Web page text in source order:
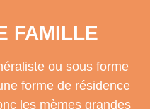
FAMILLE
ou sous forme
forme de résidence
les mèmes grandes